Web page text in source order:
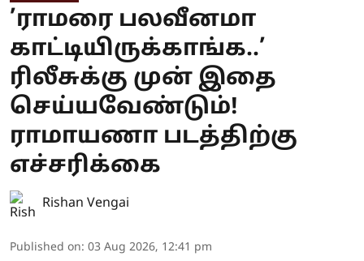
’ராமரை பலவீனமா
காட்டியிருக்காங்க..’
ரிலீசுக்கு முன் இதை
செய்யவேண்டும்!
ராமாயணா படத்திற்கு
எச்சரிக்கை
Rishan Vengai
Published on: 03 Aug 2026, 12:41 pm